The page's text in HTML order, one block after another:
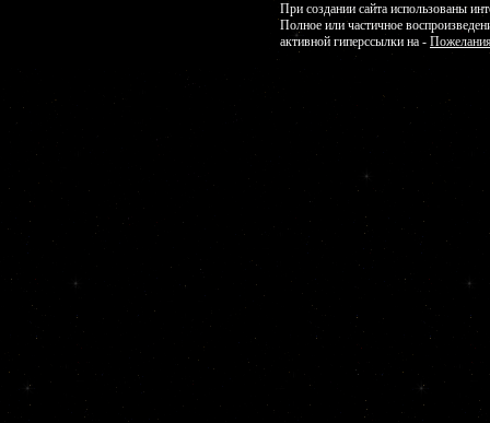
При создании сайта использованы
Полное или частичное
активной гиперссылки на -